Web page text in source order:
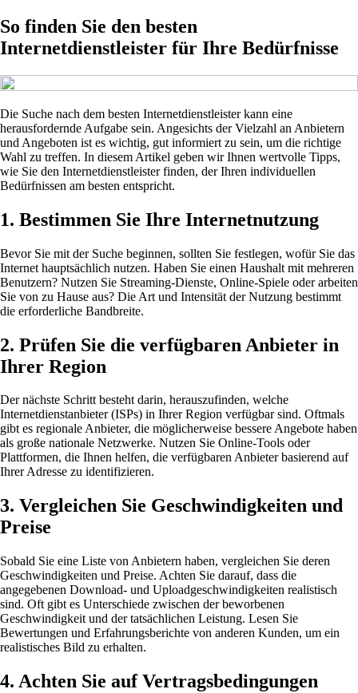
So finden Sie den besten
Internetdienstleister für Ihre Bedürfnisse
Die Suche nach dem besten Internetdienstleister kann eine
herausfordernde Aufgabe sein. Angesichts der Vielzahl an Anbietern
und Angeboten ist es wichtig, gut informiert zu sein, um die richtige
Wahl zu treffen. In diesem Artikel geben wir Ihnen wertvolle Tipps,
wie Sie den Internetdienstleister finden, der Ihren individuellen
Bedürfnissen am besten entspricht.
1. Bestimmen Sie Ihre Internetnutzung
Bevor Sie mit der Suche beginnen, sollten Sie festlegen, wofür Sie das
Internet hauptsächlich nutzen. Haben Sie einen Haushalt mit mehreren
Benutzern? Nutzen Sie Streaming-Dienste, Online-Spiele oder arbeiten
Sie von zu Hause aus? Die Art und Intensität der Nutzung bestimmt
die erforderliche Bandbreite.
2. Prüfen Sie die verfügbaren Anbieter in
Ihrer Region
Der nächste Schritt besteht darin, herauszufinden, welche
Internetdienstanbieter (ISPs) in Ihrer Region verfügbar sind. Oftmals
gibt es regionale Anbieter, die möglicherweise bessere Angebote haben
als große nationale Netzwerke. Nutzen Sie Online-Tools oder
Plattformen, die Ihnen helfen, die verfügbaren Anbieter basierend auf
Ihrer Adresse zu identifizieren.
3. Vergleichen Sie Geschwindigkeiten und
Preise
Sobald Sie eine Liste von Anbietern haben, vergleichen Sie deren
Geschwindigkeiten und Preise. Achten Sie darauf, dass die
angegebenen Download- und Uploadgeschwindigkeiten realistisch
sind. Oft gibt es Unterschiede zwischen der beworbenen
Geschwindigkeit und der tatsächlichen Leistung. Lesen Sie
Bewertungen und Erfahrungsberichte von anderen Kunden, um ein
realistisches Bild zu erhalten.
4. Achten Sie auf Vertragsbedingungen